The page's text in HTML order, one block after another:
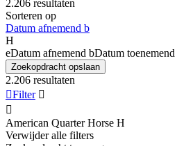
2.206 resultaten
Sorteren op
Datum afnemend b
H
eDatum afnemend bDatum toenemend
Zoekopdracht opslaan
2.206 resultaten
Filter 

American Quarter Horse H
Verwijder alle filters